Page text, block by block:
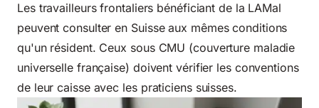
Les travailleurs frontaliers bénéficiant de la LAMal
peuvent consulter en Suisse aux mêmes conditions
qu'un résident. Ceux sous CMU (couverture maladie
universelle française) doivent vérifier les conventions
de leur caisse avec les praticiens suisses.